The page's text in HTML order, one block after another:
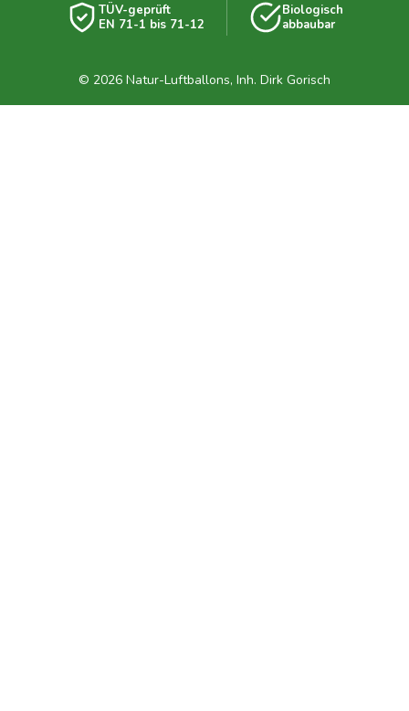
TÜV-geprüft
EN 71-1 bis 71-12
Biologisch
abbaubar
© 2026 Natur-Luftballons, Inh. Dirk Gorisch